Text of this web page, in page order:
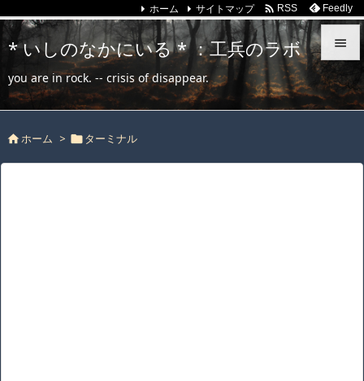
* いしのなかにいる * ：工兵のラボ
you are in rock. -- crisis of disappear.


メニュ

ホーム サイトマップ  RSS Feedly
ホーム > ターミナル